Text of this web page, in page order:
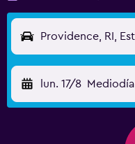
lun. 17/8 Mediodía